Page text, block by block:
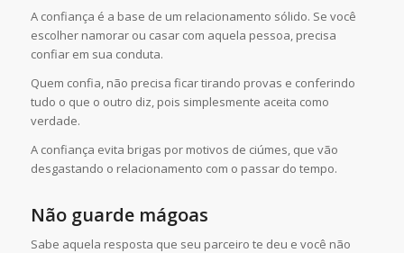
A confiança é a base de um relacionamento sólido. Se você
escolher namorar ou casar com aquela pessoa, precisa
confiar em sua conduta.
Quem confia, não precisa ficar tirando provas e conferindo
tudo o que o outro diz, pois simplesmente aceita como
verdade.
A confiança evita brigas por motivos de ciúmes, que vão
desgastando o relacionamento com o passar do tempo.
Não guarde mágoas
Sabe aquela resposta que seu parceiro te deu e você não